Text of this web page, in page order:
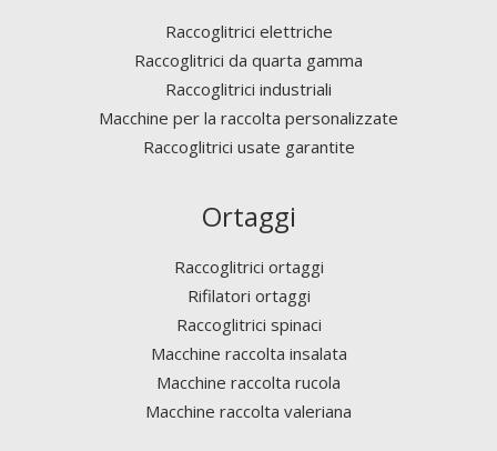
Raccoglitrici elettriche
Raccoglitrici da quarta gamma
Raccoglitrici industriali
Macchine per la raccolta personalizzate
Raccoglitrici usate garantite
Ortaggi
Raccoglitrici ortaggi
Rifilatori ortaggi
Raccoglitrici spinaci
Macchine raccolta insalata
Macchine raccolta rucola
Macchine raccolta valeriana